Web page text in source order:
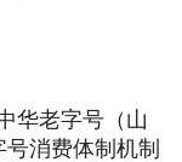
华老字号（山
消费体制机制